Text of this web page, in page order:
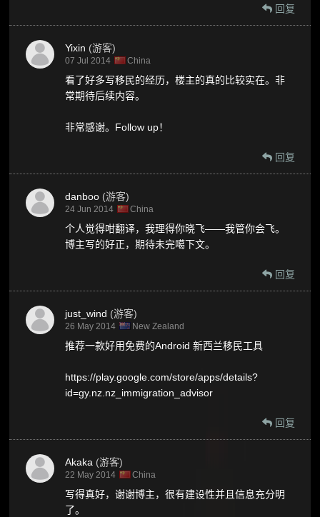
回复
Yixin (游客)
07 Jul 2014 China
看了好多写移民的经历，楼主的真的比较实在。非
常期待后续内容。
非常感谢。Follow up！
回复
danboo (游客)
24 Jun 2014 China
个人觉得咁翻译，我理得你晓飞——我管你会飞。
博主写的好正，期待未完噶下文。
回复
just_wind (游客)
26 May 2014 New Zealand
推荐一款好用免费的Android 新西兰移民工具
https://play.google.com/store/apps/details?
id=gy.nz.nz_immigration_advisor
回复
Akaka (游客)
22 May 2014 China
写得真好，谢谢博主，很有建设性并且信息充分明
了。